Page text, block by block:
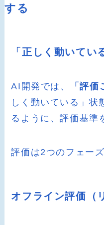
する
「正しく動いてい
AI開発では、 「評価
しく動いている」状
るように、評価基準
評価は2つのフェー
オフライン評価（